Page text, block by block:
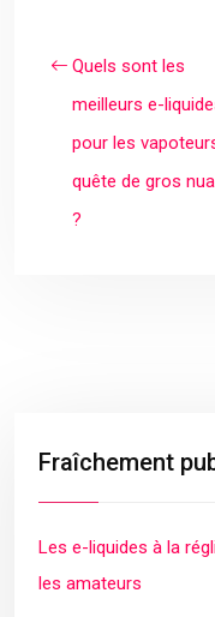
Quels sont les
meilleurs e-
pour les
quête de gros
?
Fraîchement
Les e-liquides à la
les amateurs